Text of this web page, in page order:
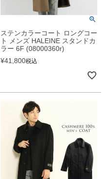
ステンカラーコート ロングコー
ト メンズ HALEINE スタンドカ
ラー 6F (08000360r)
¥41,800税込